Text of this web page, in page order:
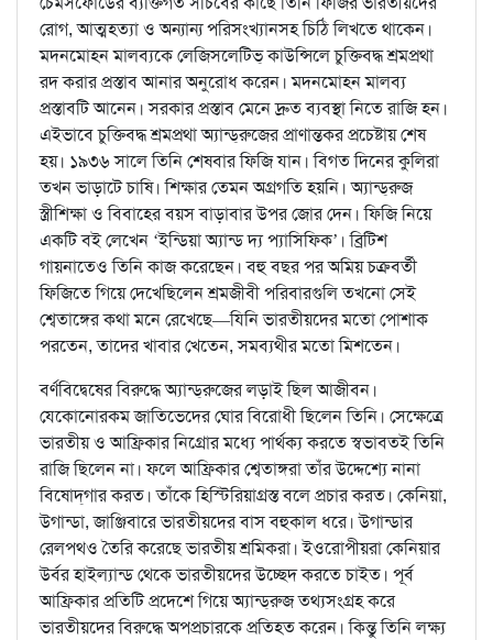
রোগ, আত্মহত্যা ও অন্যান্য পরিসংখ্যানসহ চিঠি লিখতে থাকেন।
মদনমোহন মালব্যকে লেজিসলেটিভ্‌ কাউন্সিলে চুক্তিবদ্ধ শ্রমপ্রথা
রদ করার প্রস্তাব আনার অনুরোধ করেন। মদনমোহন মালব্য
প্রস্তাবটি আনেন। সরকার প্রস্তাব মেনে দ্রুত ব্যবস্থা নিতে রাজি হন।
এইভাবে চুক্তিবদ্ধ শ্রমপ্রথা অ্যান্ড্‌রুজের প্রাণান্তকর প্রচেষ্টায় শেষ
হয়। ১৯৩৬ সালে তিনি শেষবার ফিজি যান। বিগত দিনের কুলিরা
তখন ভাড়াটে চাষি। শিক্ষার তেমন অগ্রগতি হয়নি। অ্যান্ড্‌রুজ
স্ত্রীশিক্ষা ও বিবাহের বয়স বাড়াবার উপর জোর দেন। ফিজি নিয়ে
একটি বই লেখেন ‘ইন্ডিয়া অ্যান্ড দ্য প্যাসিফিক’। ব্রিটিশ
গায়নাতেও তিনি কাজ করেছেন। বহু বছর পর অমিয় চক্রবর্তী
ফিজিতে গিয়ে দেখেছিলেন শ্রমজীবী পরিবারগুলি তখনো সেই
শ্বেতাঙ্গের কথা মনে রেখেছে—যিনি ভারতীয়দের মতো পোশাক
পরতেন, তাদের খাবার খেতেন, সমব্যথীর মতো মিশতেন।
বর্ণবিদ্বেষের বিরুদ্ধে অ্যান্ড্‌রুজের লড়াই ছিল আজীবন।
যেকোনোরকম জাতিভেদের ঘোর বিরোধী ছিলেন তিনি। সেক্ষেত্রে
ভারতীয় ও আফ্রিকার নিগ্রোর মধ্যে পার্থক্য করতে স্বভাবতই তিনি
রাজি ছিলেন না। ফলে আফ্রিকার শ্বেতাঙ্গরা তাঁর উদ্দেশ্যে নানা
বিষোদ্‌গার করত। তাঁকে হিস্টিরিয়াগ্রস্ত বলে প্রচার করত। কেনিয়া,
উগান্ডা, জাঞ্জিবারে ভারতীয়দের বাস বহুকাল ধরে। উগান্ডার
রেলপথও তৈরি করেছে ভারতীয় শ্রমিকরা। ইওরোপীয়রা কেনিয়ার
উর্বর হাইল্যান্ড থেকে ভারতীয়দের উচ্ছেদ করতে চাইত। পূর্ব
আফ্রিকার প্রতিটি প্রদেশে গিয়ে অ্যান্ড্‌রুজ তথ্যসংগ্রহ করে
ভারতীয়দের বিরুদ্ধে অপপ্রচারকে প্রতিহত করেন। কিন্তু তিনি লক্ষ্য